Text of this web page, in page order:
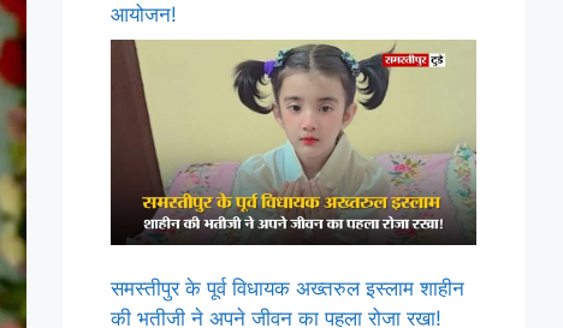
आयोजन!
समस्तीपुर के पूर्व विधायक अख्तरुल इस्लाम शाहीन
की भतीजी ने अपने जीवन का पहला रोजा रखा!